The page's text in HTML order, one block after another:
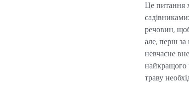
Це питання
садівниками:
речовин,
але, перш за
невчасне
найкращого
траву